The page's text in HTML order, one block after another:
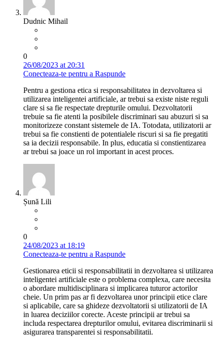
Dudnic Mihail
0
26/08/2023 at 20:31
Conecteaza-te pentru a Raspunde
Pentru a gestiona etica si responsabilitatea in dezvoltarea si
utilizarea inteligentei artificiale, ar trebui sa existe niste reguli
clare si sa fie respectate drepturile omului. Dezvoltatorii
trebuie sa fie atenti la posibilele discriminari sau abuzuri si sa
monitorizeze constant sistemele de IA. Totodata, utilizatorii ar
trebui sa fie constienti de potentialele riscuri si sa fie pregatiti
sa ia decizii responsabile. In plus, educatia si constientizarea
ar trebui sa joace un rol important in acest proces.
Șună Lili
0
24/08/2023 at 18:19
Conecteaza-te pentru a Raspunde
Gestionarea eticii si responsabilitatii in dezvoltarea si utilizarea
inteligentei artificiale este o problema complexa, care necesita
o abordare multidisciplinara si implicarea tuturor actorilor
cheie. Un prim pas ar fi dezvoltarea unor principii etice clare
si aplicabile, care sa ghideze dezvoltatorii si utilizatorii de IA
in luarea deciziilor corecte. Aceste principii ar trebui sa
includa respectarea drepturilor omului, evitarea discriminarii si
asigurarea transparentei si responsabilitatii.